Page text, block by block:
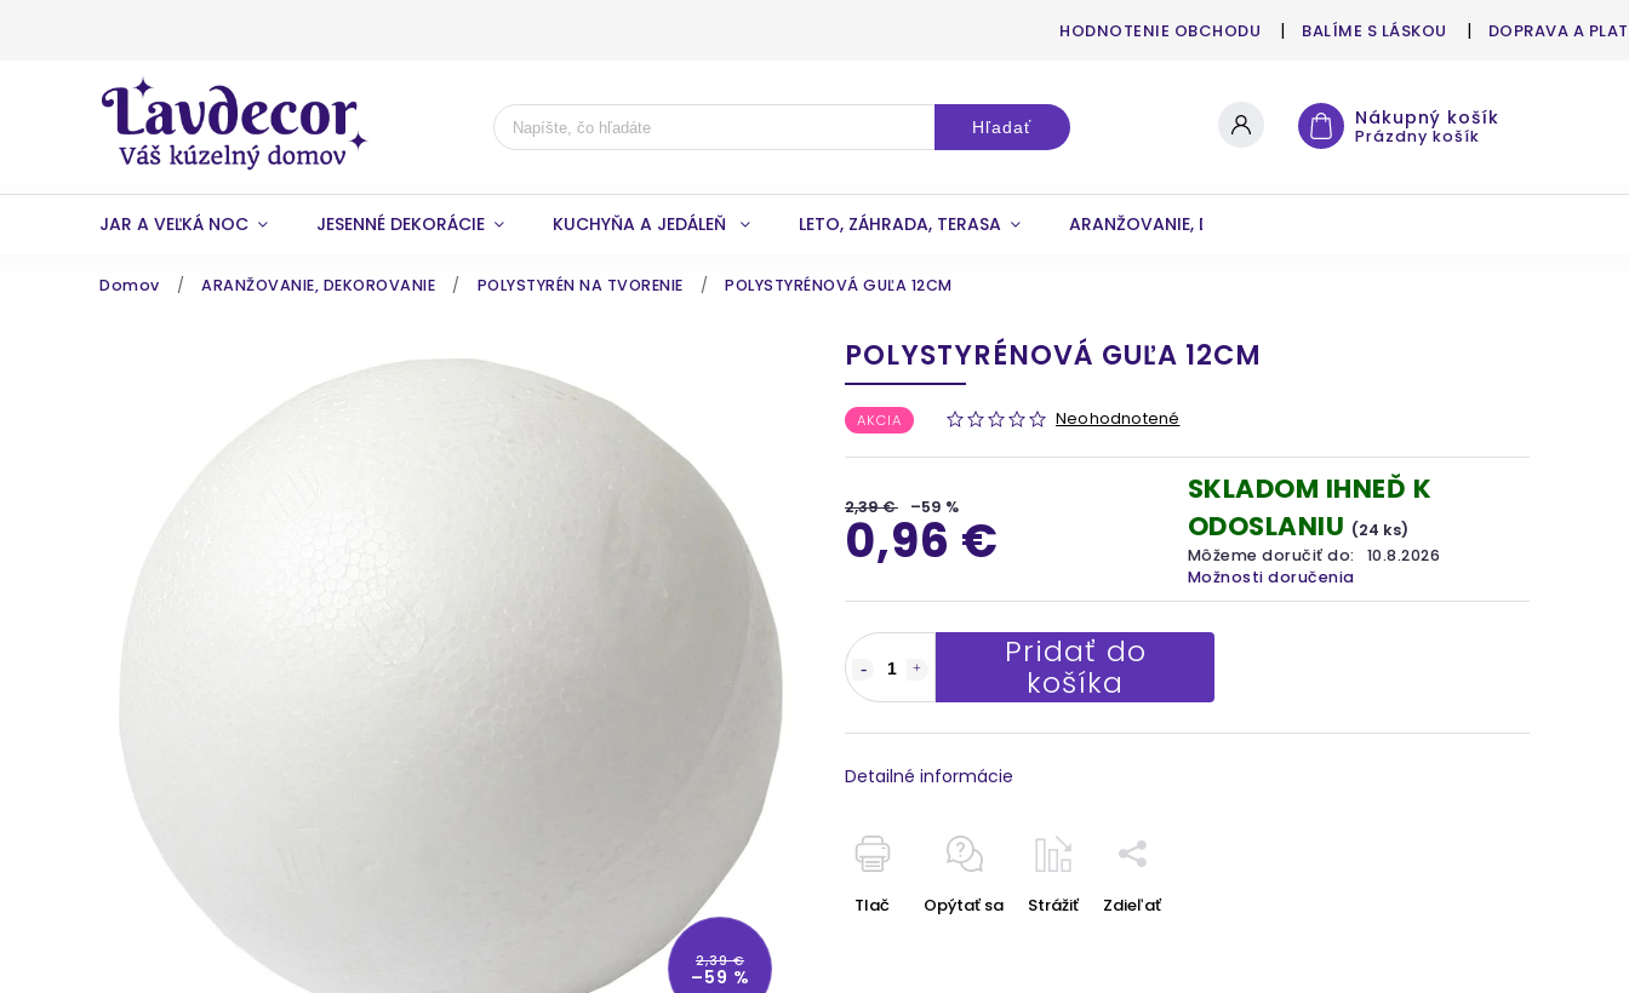
HODNOTENIE OBCHODU BALÍME S LÁSKOU DOPRAVA A
Hľadať Nákupný košík
Prázdny košík
JAR A VEĽKÁ NOC JESENNÉ DEKORÁCIE KUCHYŇA A JEDÁLEŇ LETO, ZÁHRADA, TERASA ARANŽOVANIE, DEKOROVANIE
Domov / ARANŽOVANIE, DEKOROVANIE / POLYSTYRÉN NA TVORENIE / POLYSTYRÉNOVÁ GUĽA 12CM
2,39 €
–59 %
POLYSTYRÉNOVÁ GUĽA 12CM
AKCIA Neohodnotené
2,39 € –59 %
0,96 €
SKLADOM IHNEĎ K
ODOSLANIU (24 ks)
Môžeme doručiť do:
10.8.2026
Možnosti doručenia
Pridať do
košíka
Detailné informácie
Tlač Opýtať sa Strážiť Zdieľať